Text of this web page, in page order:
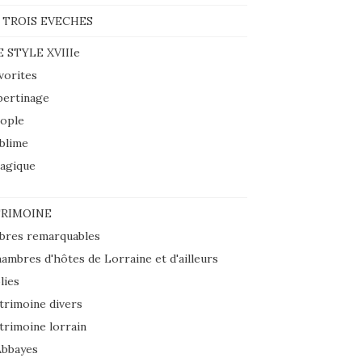
EVECHES
STYLE XVIIIe
remarquables
d'hôtes de Lorraine et d'ailleurs
divers
lorrain